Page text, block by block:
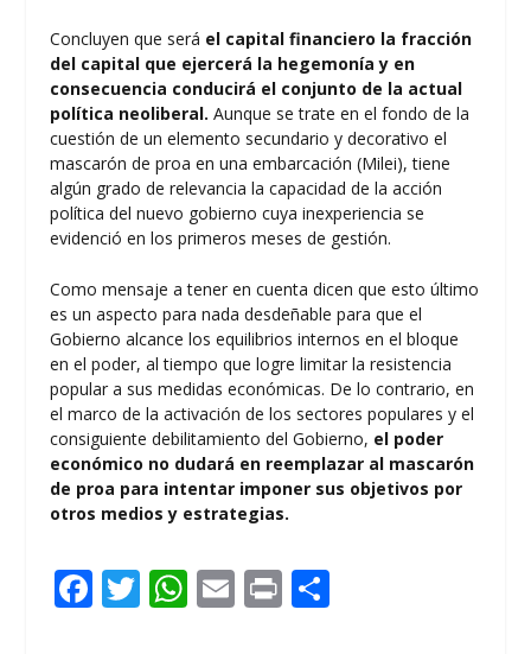
Concluyen que será el capital financiero la fracción
del capital que ejercerá la hegemonía y en
consecuencia conducirá el conjunto de la actual
política neoliberal. Aunque se trate en el fondo de la
cuestión de un elemento secundario y decorativo el
mascarón de proa en una embarcación (Milei), tiene
algún grado de relevancia la capacidad de la acción
política del nuevo gobierno cuya inexperiencia se
evidenció en los primeros meses de gestión.
Como mensaje a tener en cuenta dicen que esto último
es un aspecto para nada desdeñable para que el
Gobierno alcance los equilibrios internos en el bloque
en el poder, al tiempo que logre limitar la resistencia
popular a sus medidas económicas. De lo contrario, en
el marco de la activación de los sectores populares y el
consiguiente debilitamiento del Gobierno, el poder
económico no dudará en reemplazar al mascarón
de proa para intentar imponer sus objetivos por
otros medios y estrategias.
F T W E Pr